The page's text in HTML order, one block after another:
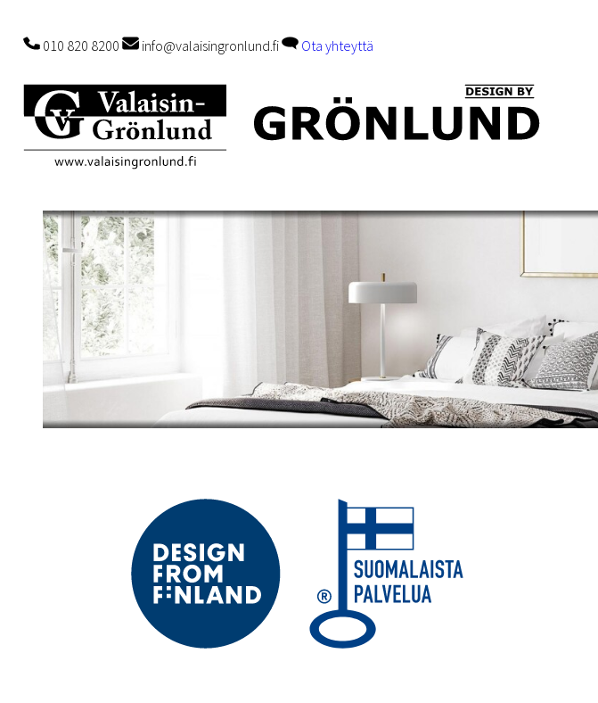
010 820 8200 info@valaisingronlund.fi Ota yhteyttä